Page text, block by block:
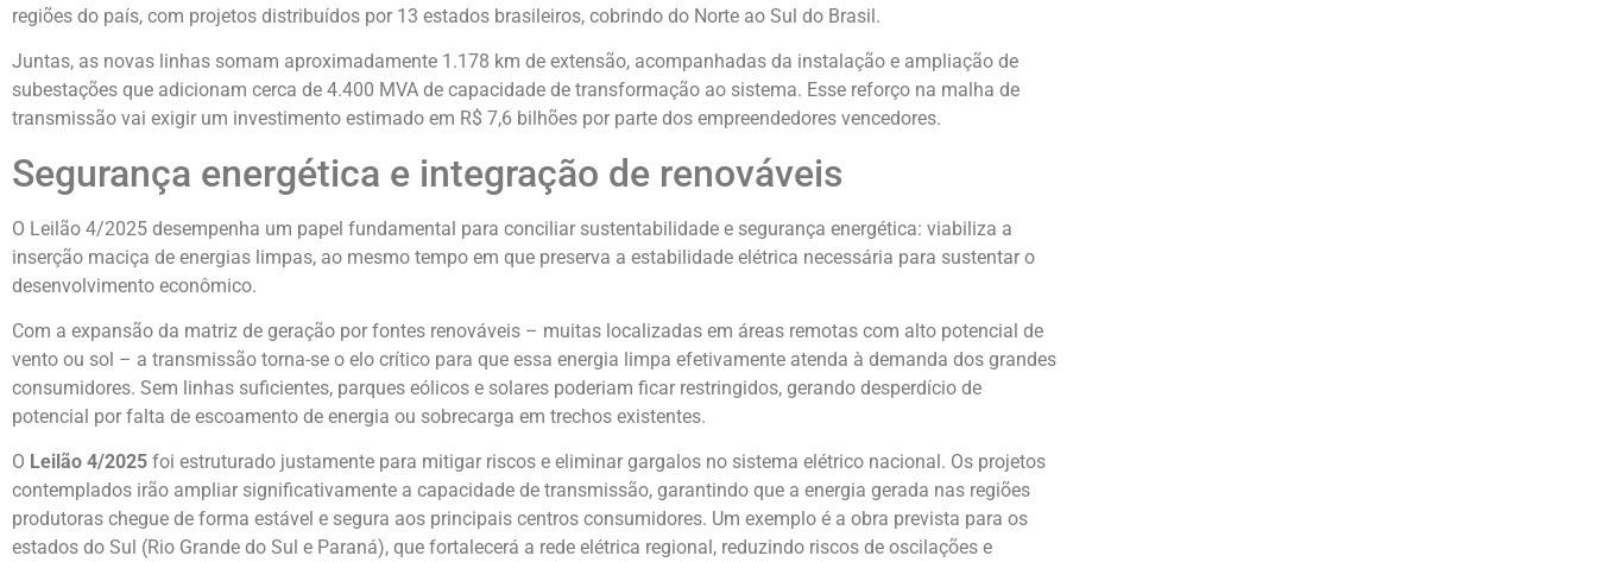
regiões do país, com projetos distribuídos por 13 estados brasileiros, cobrindo do Norte ao Sul do Brasil.
Juntas, as novas linhas somam aproximadamente 1.178 km de extensão, acompanhadas da instalação e ampliação de
subestações que adicionam cerca de 4.400 MVA de capacidade de transformação ao sistema. Esse reforço na malha de
transmissão vai exigir um investimento estimado em R$ 7,6 bilhões por parte dos empreendedores vencedores.
Segurança energética e integração de renováveis
O Leilão 4/2025 desempenha um papel fundamental para conciliar sustentabilidade e segurança energética: viabiliza a
inserção maciça de energias limpas, ao mesmo tempo em que preserva a estabilidade elétrica necessária para sustentar o
desenvolvimento econômico.
Com a expansão da matriz de geração por fontes renováveis – muitas localizadas em áreas remotas com alto potencial de
vento ou sol – a transmissão torna-se o elo crítico para que essa energia limpa efetivamente atenda à demanda dos grandes
consumidores. Sem linhas suficientes, parques eólicos e solares poderiam ficar restringidos, gerando desperdício de
potencial por falta de escoamento de energia ou sobrecarga em trechos existentes.
O Leilão 4/2025 foi estruturado justamente para mitigar riscos e eliminar gargalos no sistema elétrico nacional. Os projetos
contemplados irão ampliar significativamente a capacidade de transmissão, garantindo que a energia gerada nas regiões
produtoras chegue de forma estável e segura aos principais centros consumidores. Um exemplo é a obra prevista para os
estados do Sul (Rio Grande do Sul e Paraná), que fortalecerá a rede elétrica regional, reduzindo riscos de oscilações e